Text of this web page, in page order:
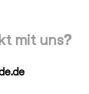
mit uns?